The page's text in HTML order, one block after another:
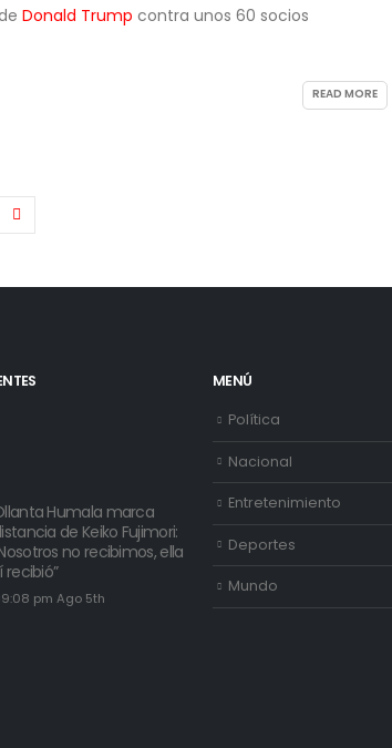
Donald Trump contra unos 60 socios
READ MORE
Humala marca
de Keiko Fujimori:
no recibimos, ella
recibió”
pm Ago 5th
MENÚ
Política
Nacional
Entretenimiento
Deportes
Mundo